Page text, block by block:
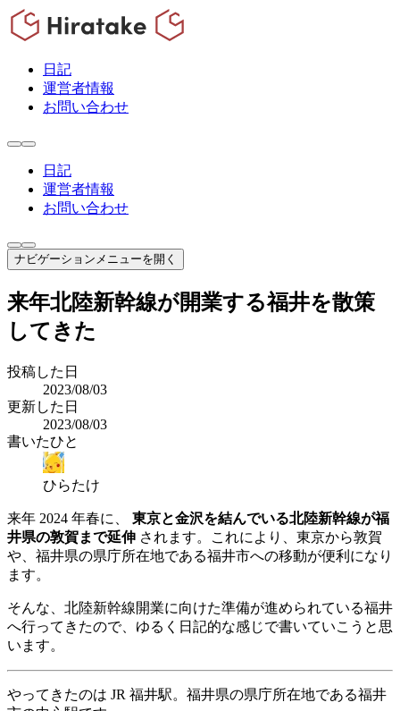
日記
運営者情報
お問い合わせ
日記
運営者情報
お問い合わせ
ナビゲーションメニューを開く
来年北陸新幹線が開業する福井を散策
してきた
投稿した日
2023/08/03
更新した日
2023/08/03
書いたひと
ひらたけ
来年 2024 年春に、 東京と金沢を結んでいる北陸新幹線が福
井県の敦賀まで延伸 されます。これにより、東京から敦賀
や、福井県の県庁所在地である福井市への移動が便利になり
ます。
そんな、北陸新幹線開業に向けた準備が進められている福井
へ行ってきたので、ゆるく日記的な感じで書いていこうと思
います。
やってきたのは JR 福井駅。福井県の県庁所在地である福井